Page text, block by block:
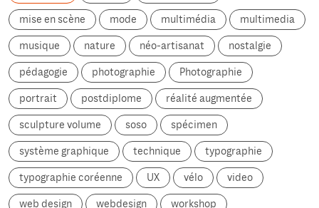
mise en scène mode multimédia multimedia
musique nature néo-artisanat nostalgie
pédagogie photographie Photographie
portrait postdiplome réalité augmentée
sculpture volume soso spécimen
système graphique technique typographie
typographie coréenne UX vélo video
web design webdesign workshop